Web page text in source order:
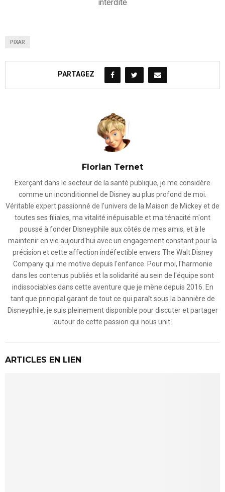
interdite
PIXAR
PARTAGEZ
Florian Ternet
Exerçant dans le secteur de la santé publique, je me considère
comme un inconditionnel de Disney au plus profond de moi.
Véritable expert passionné de l'univers de la Maison de Mickey et de
toutes ses filiales, ma vitalité inépuisable et ma ténacité m'ont
poussé à fonder Disneyphile aux côtés de mes amis, et à le
maintenir en vie aujourd'hui avec un engagement constant pour la
précision et cette affection indéfectible envers The Walt Disney
Company qui me motive depuis l'enfance. Pour moi, l'harmonie
dans les contenus publiés et la solidarité au sein de l'équipe sont
indissociables dans cette aventure que je mène depuis 2016. En
tant que principal garant de tout ce qui paraît sous la bannière de
Disneyphile, je suis pleinement disponible pour discuter et partager
autour de cette passion qui nous unit.
ARTICLES EN LIEN